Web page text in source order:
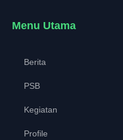
Menu Utama
Berita
PSB
Kegiatan
Profile